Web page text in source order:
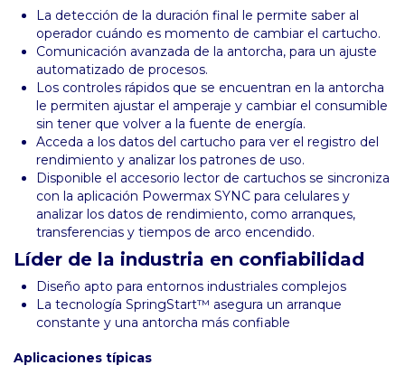
La detección de la duración final le permite saber al
operador cuándo es momento de cambiar el cartucho.
Comunicación avanzada de la antorcha, para un ajuste
automatizado de procesos.
Los controles rápidos que se encuentran en la antorcha
le permiten ajustar el amperaje y cambiar el consumible
sin tener que volver a la fuente de energía.
Acceda a los datos del cartucho para ver el registro del
rendimiento y analizar los patrones de uso.
Disponible el accesorio lector de cartuchos se sincroniza
con la aplicación Powermax SYNC para celulares y
analizar los datos de rendimiento, como arranques,
transferencias y tiempos de arco encendido.
Líder de la industria en confiabilidad
Diseño apto para entornos industriales complejos
La tecnología SpringStart™ asegura un arranque
constante y una antorcha más confiable
Aplicaciones típicas